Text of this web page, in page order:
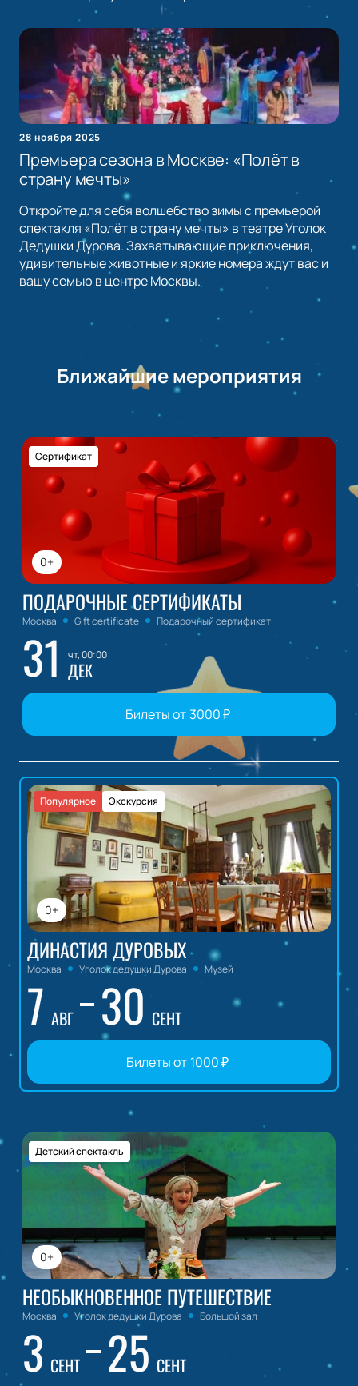
28 ноября 2025
Премьера сезона в Москве: «Полёт в
страну мечты»
Откройте для себя волшебство зимы с премьерой
спектакля «Полёт в страну мечты» в театре Уголок
Дедушки Дурова. Захватывающие приключения,
удивительные животные и яркие номера ждут вас и
вашу семью в центре Москвы.
Ближайшие мероприятия
0+
Сертификат
ПОДАРОЧНЫЕ СЕРТИФИКАТЫ
Москва Gift certificate Подарочный сертификат
31 чт, 00:00
ДЕК
Билеты от 3000₽
0+
Экскурсия
Популярное
ДИНАСТИЯ ДУРОВЫХ
Москва Уголок дедушки Дурова Музей
7 АВГ 30 СЕНТ
Билеты от 1000₽
0+
Детский спектакль
НЕОБЫКНОВЕННОЕ ПУТЕШЕСТВИЕ
Москва Уголок дедушки Дурова Большой зал
3 СЕНТ 25 СЕНТ